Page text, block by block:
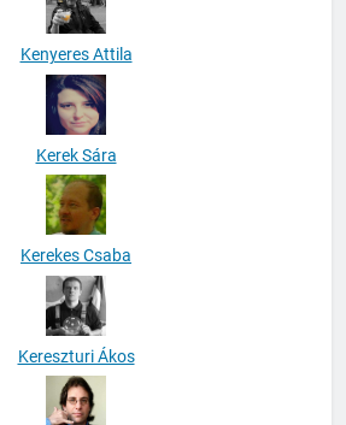
Kenyeres Attila
Kerek Sára
Kerekes Csaba
Kereszturi Ákos